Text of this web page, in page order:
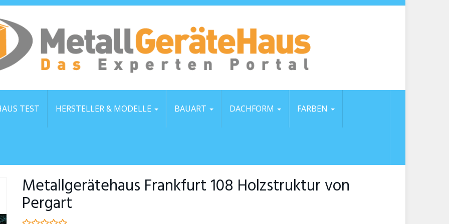
TEST HERSTELLER & MODELLE BAUART DACHFORM FARBEN
Metallgerätehaus Frankfurt 108 Holzstruktur von
Pergart